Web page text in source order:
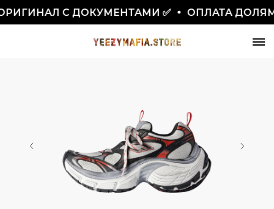
С ДОКУМЕНТАМИ ✅ ОПЛАТА
СКИДКА 7777₽ ПО ПРОМОКОДУ BLACKFRIDAY